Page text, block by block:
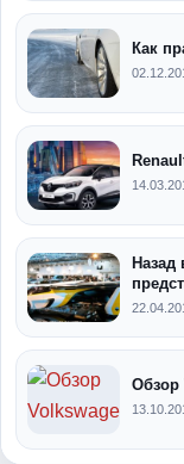
Как
Обзор